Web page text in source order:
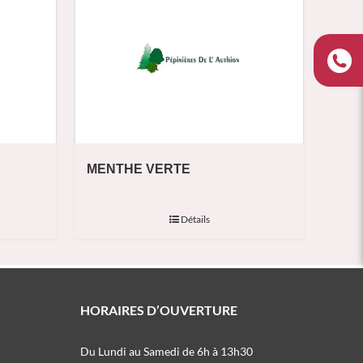
MENTHE VERTE
Détails
HORAIRES D’OUVERTURE
Du Lundi au Samedi de 6h à 13h30